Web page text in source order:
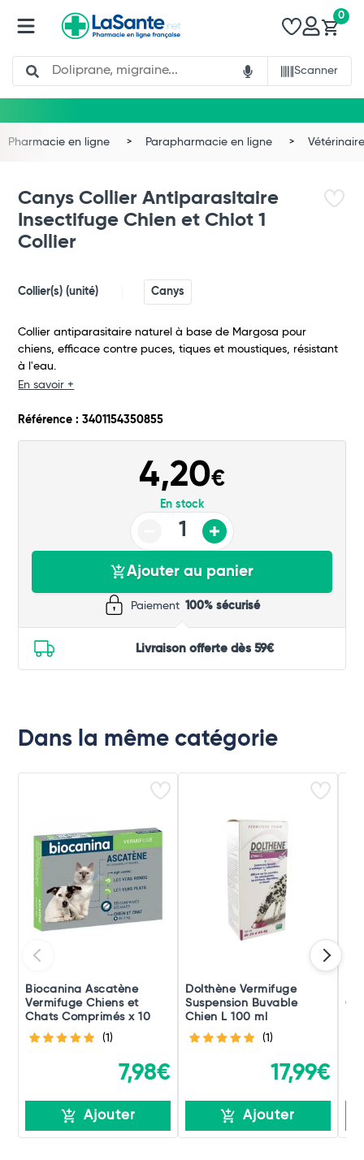
Search
Scanner
0
Total
Pharmacie en ligne Parapharmacie en ligne
Canys Collier Antiparasitaire
Insectifuge Chien et Chiot 1
Collier
Collier(s) (unité) Canys
Collier antiparasitaire naturel à base de Margosa pour
chiens, efficace contre puces, tiques et moustiques, résistant
à l'eau.
En savoir +
Référence : 3401154350855
4,20€
En stock
Ajouter au panier
Paiement 100% sécurisé
Livraison offerte dès 59€
Dans la même catégorie
Biocanina Ascatène
Vermifuge Chiens et
Chats Comprimés x 10
(1)
7,98€
Ajouter
Dolthène Vermifuge
Suspension Buvable
Chien L 100 ml
(1)
17,99€
Ajouter